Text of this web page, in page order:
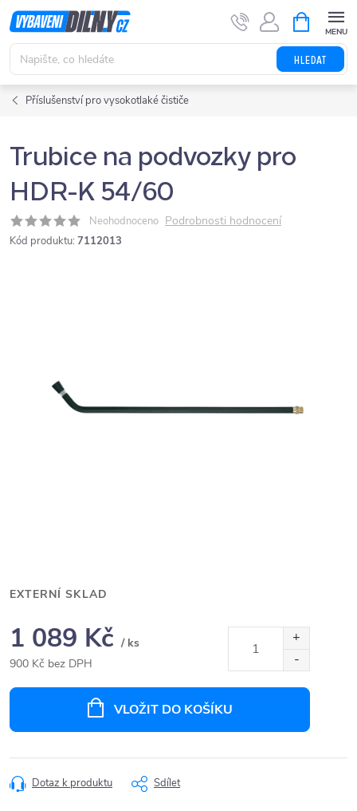
Přejít
na
obsah
HLEDAT
NÁKUPNÍ
KOŠÍK
Příslušenství pro vysokotlaké čističe
Trubice na podvozky pro
HDR-K 54/60
Neohodnoceno Podrobnosti hodnocení
Kód produktu: 7112013
EXTERNÍ SKLAD
1 089 Kč / ks
900 Kč bez DPH
VLOŽIT DO KOŠÍKU
Dotaz k produktu Sdílet